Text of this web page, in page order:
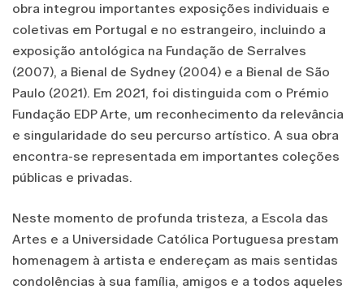
obra integrou importantes exposições individuais e
coletivas em Portugal e no estrangeiro, incluindo a
exposição antológica na Fundação de Serralves
(2007), a Bienal de Sydney (2004) e a Bienal de São
Paulo (2021). Em 2021, foi distinguida com o Prémio
Fundação EDP Arte, um reconhecimento da relevância
e singularidade do seu percurso artístico. A sua obra
encontra-se representada em importantes coleções
públicas e privadas.
Neste momento de profunda tristeza, a Escola das
Artes e a Universidade Católica Portuguesa prestam
homenagem à artista e endereçam as mais sentidas
condolências à sua família, amigos e a todos aqueles